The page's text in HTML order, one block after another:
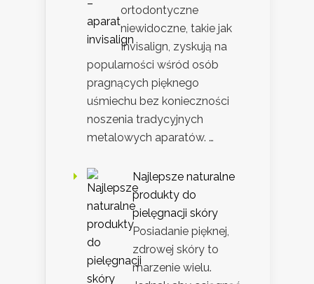
ortodontyczne
niewidoczne, takie jak
Invisalign, zyskują na
popularności wśród osób
pragnących pięknego
uśmiechu bez konieczności
noszenia tradycyjnych
metalowych aparatów. …
Najlepsze naturalne
produkty do
pielęgnacji skóry
Posiadanie pięknej,
zdrowej skóry to
marzenie wielu.